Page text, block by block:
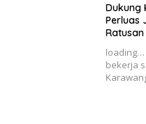
Dukung
Perluas
Ratusan
loading…
bekerja